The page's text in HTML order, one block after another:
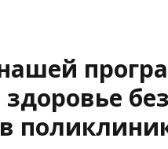
без